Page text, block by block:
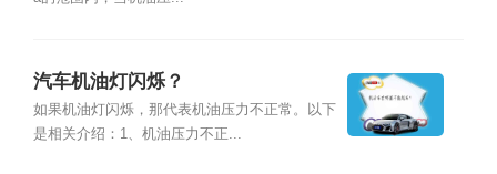
汽车机油灯闪烁？
如果机油灯闪烁，那代表机油压力不正常。以下
是相关介绍：1、机油压力不正...